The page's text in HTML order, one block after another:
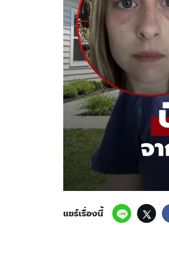
ดาวน์โหลดสนุกแอปฟรี
สงวนลิขสิทธิ์ © 2569 บริษัท อิมเมจ
แชร์เรื่องนี้